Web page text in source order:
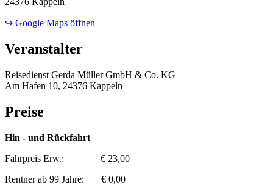
↪ Google Maps öffnen
Veranstalter
Reisedienst Gerda Müller GmbH & Co. KG
Am Hafen 10, 24376 Kappeln
Preise
Hin - und Rückfahrt
Fahrpreis Erw.: € 23,00
Rentner ab 99 Jahre: € 0,00